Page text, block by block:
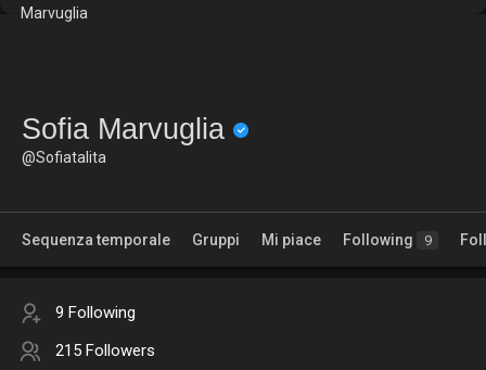
Sofia Marvuglia
@Sofiatalita
Sequenza temporale Gruppi Mi piace Following 9
9 Following
215 Followers